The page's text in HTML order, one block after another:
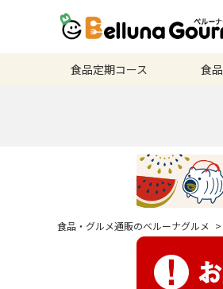
食品定期コース 食品
食品・グルメ通販のベルーナグルメ >